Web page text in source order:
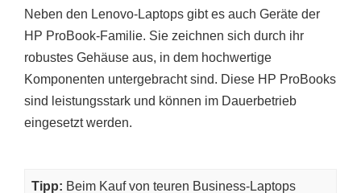
Neben den Lenovo-Laptops gibt es auch Geräte der
HP ProBook-Familie. Sie zeichnen sich durch ihr
robustes Gehäuse aus, in dem hochwertige
Komponenten untergebracht sind. Diese HP ProBooks
sind leistungsstark und können im Dauerbetrieb
eingesetzt werden.
Tipp: Beim Kauf von teuren Business-Laptops